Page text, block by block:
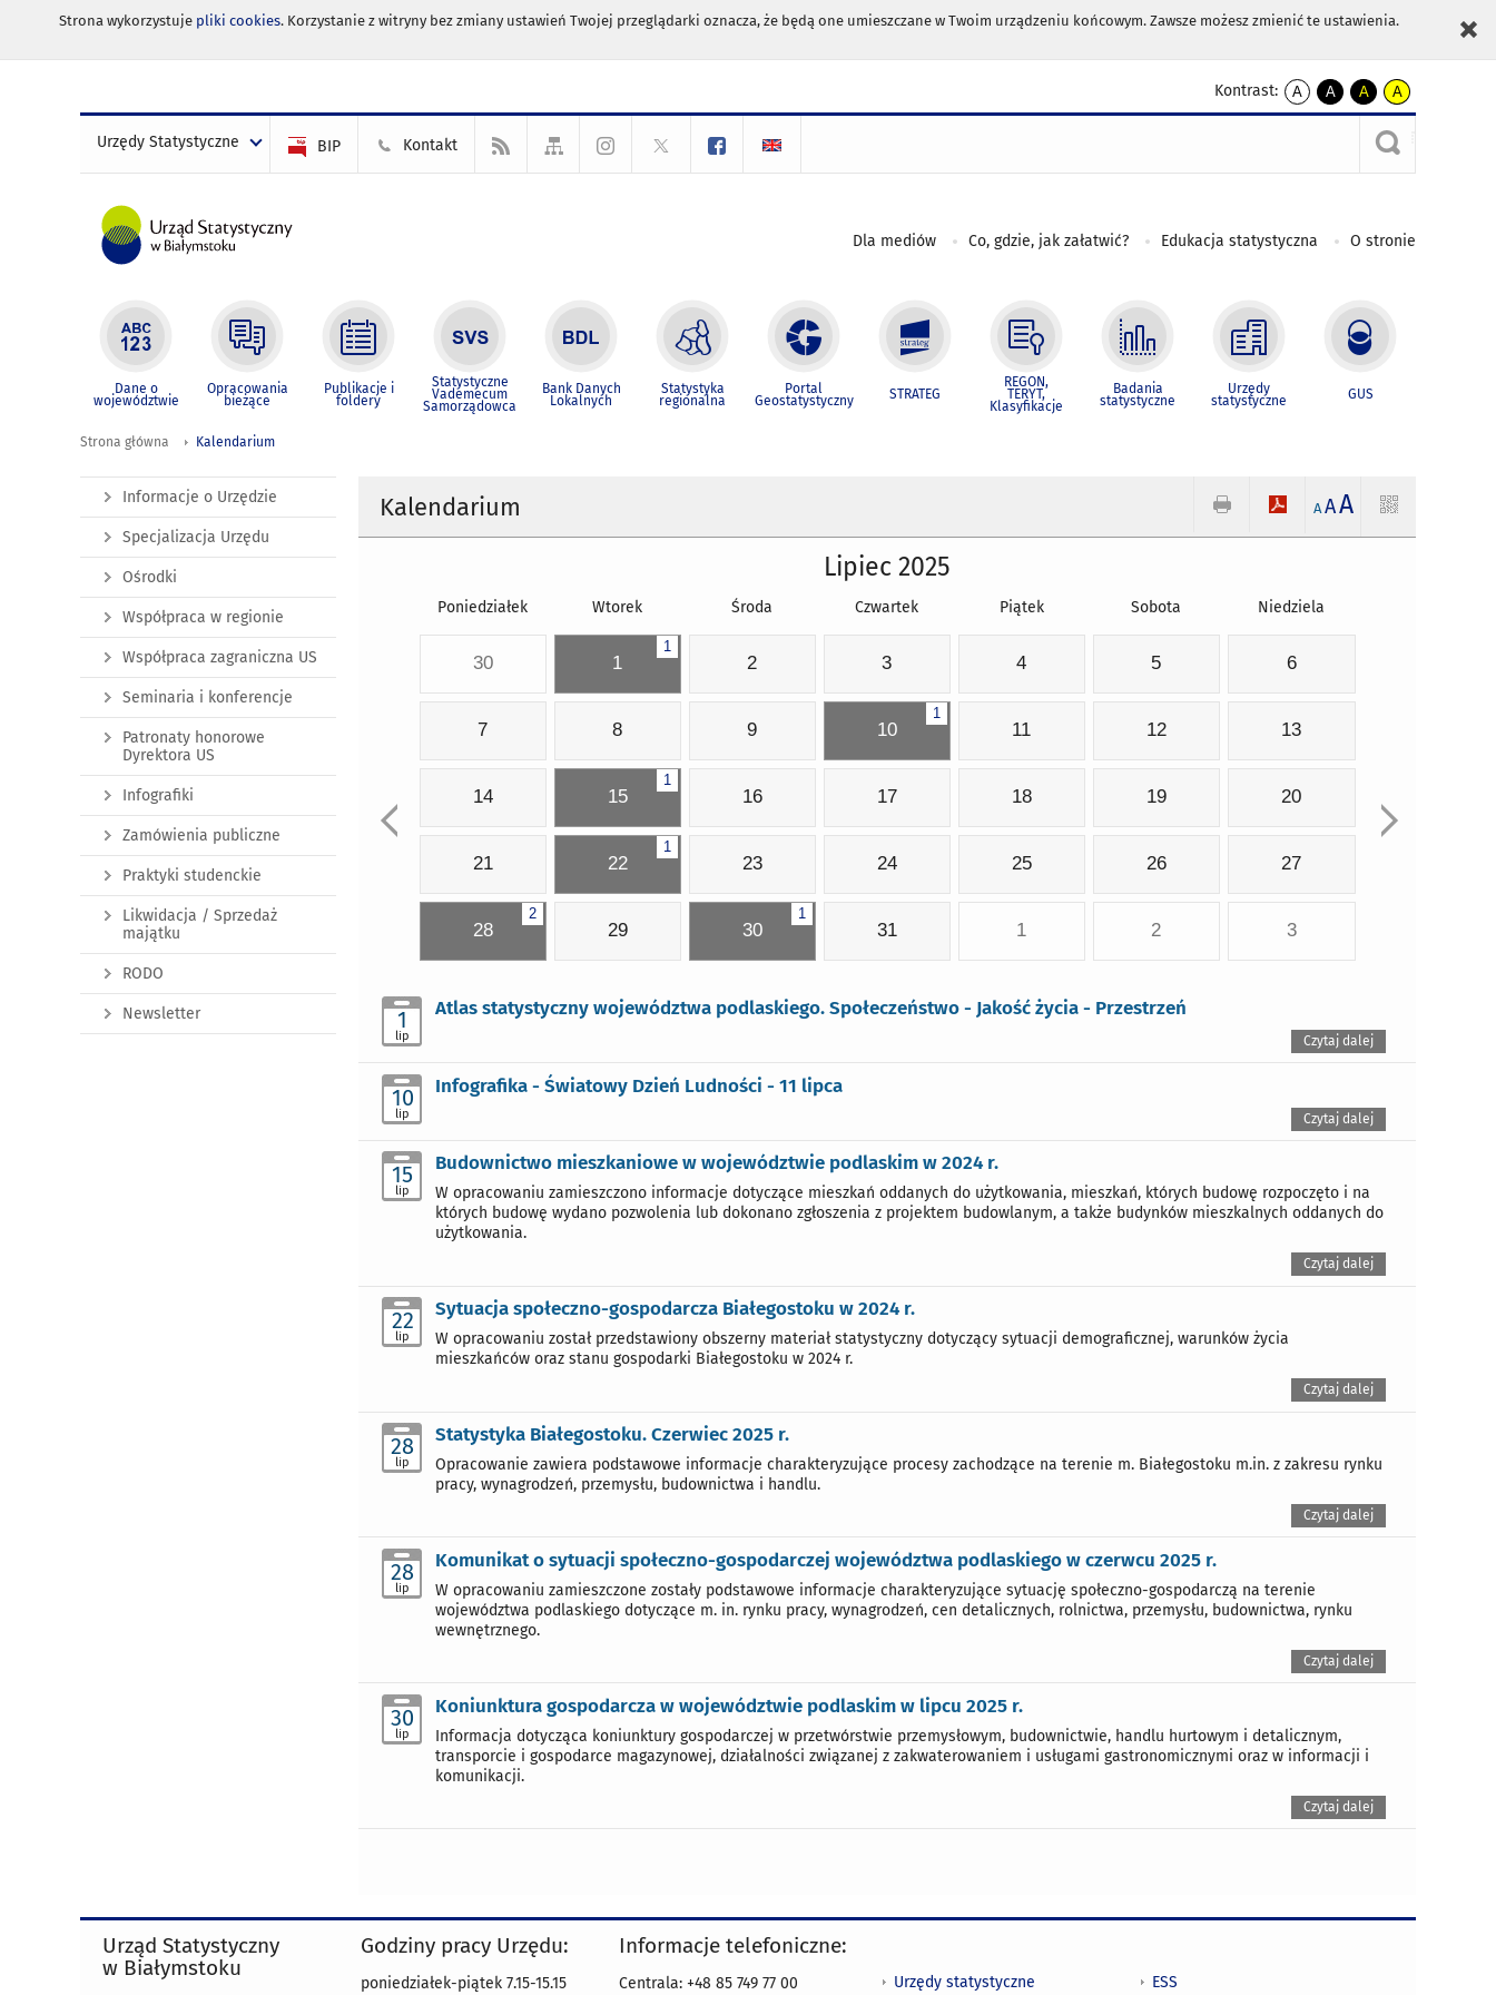
Strona wykorzystuje pliki cookies. Korzystanie z witryny bez zmiany ustawień Twojej przeglądarki oznacza, że będą one umieszczane w Twoim urządzeniu końcowym. Zawsze możesz zmienić te ustawienia.
Kontrast:
A
kontrast
A
kontrast
czarnym
A
kontrast
żółty
tekst
czarnym
A
kontrast
czarny
tekst
żółtym
Urzędy Statystyczne BIP Kontakt
Dla mediów Co, gdzie, jak załatwić? Edukacja statystyczna O stronie
Dane o
województwie
Opracowania
bieżące
Publikacje i
foldery
Statystyczne
Vademecum
Samorządowca
Bank Danych
Lokalnych
Statystyka
regionalna
Portal
Geostatystyczny STRATEG
REGON,
TERYT,
Klasyfikacje
Badania
statystyczne
Urzędy
statystyczne GUS
Strona główna Kalendarium
Kalendarium A AA
Lipiec 2025
Poniedziałek Wtorek Środa Czwartek Piątek Sobota Niedziela
30
1
1 2 3 4 5 6
7 8 9
1
10 11 12 13
14
1
15 16 17 18 19 20
21
1
22 23 24 25 26 27
2
28 29
1
30 31 1 2 3
1
lip
Atlas statystyczny województwa podlaskiego. Społeczeństwo - Jakość życia - Przestrzeń
Czytaj dalej
10
lip
Infografika - Światowy Dzień Ludności - 11 lipca
Czytaj dalej
15
lip
Budownictwo mieszkaniowe w województwie podlaskim w 2024 r.
W opracowaniu zamieszczono informacje dotyczące mieszkań oddanych do użytkowania, mieszkań, których budowę rozpoczęto i na
których budowę wydano pozwolenia lub dokonano zgłoszenia z projektem budowlanym, a także budynków mieszkalnych oddanych do
użytkowania.
Czytaj dalej
22
lip
Sytuacja społeczno-gospodarcza Białegostoku w 2024 r.
W opracowaniu został przedstawiony obszerny materiał statystyczny dotyczący sytuacji demograficznej, warunków życia
mieszkańców oraz stanu gospodarki Białegostoku w 2024 r.
Czytaj dalej
28
lip
Statystyka Białegostoku. Czerwiec 2025 r.
Opracowanie zawiera podstawowe informacje charakteryzujące procesy zachodzące na terenie m. Białegostoku m.in. z zakresu rynku
pracy, wynagrodzeń, przemysłu, budownictwa i handlu.
Czytaj dalej
28
lip
Komunikat o sytuacji społeczno-gospodarczej województwa podlaskiego w czerwcu 2025 r.
W opracowaniu zamieszczone zostały podstawowe informacje charakteryzujące sytuację społeczno-gospodarczą na terenie
województwa podlaskiego dotyczące m. in. rynku pracy, wynagrodzeń, cen detalicznych, rolnictwa, przemysłu, budownictwa, rynku
wewnętrznego.
Czytaj dalej
30
lip
Koniunktura gospodarcza w województwie podlaskim w lipcu 2025 r.
Informacja dotycząca koniunktury gospodarczej w przetwórstwie przemysłowym, budownictwie, handlu hurtowym i detalicznym,
transporcie i gospodarce magazynowej, działalności związanej z zakwaterowaniem i usługami gastronomicznymi oraz w informacji i
komunikacji.
Czytaj dalej
Informacje o Urzędzie
Specjalizacja Urzędu
Ośrodki
Współpraca w regionie
Współpraca zagraniczna US
Seminaria i konferencje
Patronaty honorowe
Dyrektora US
Infografiki
Zamówienia publiczne
Praktyki studenckie
Likwidacja / Sprzedaż
majątku
RODO
Newsletter
Urząd Statystyczny
w Białymstoku
Godziny pracy Urzędu:
poniedziałek-piątek 7.15-15.15
Informacje telefoniczne:
Centrala: +48 85 749 77 00 Urzędy statystyczne ESS